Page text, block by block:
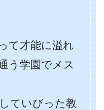
て才能に溢れ
う学園でメス
ていびった教